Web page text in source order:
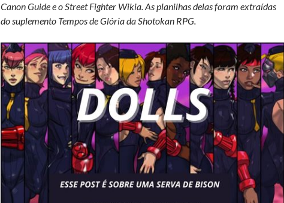
Canon Guide e o Street Fighter Wikia. As planilhas delas foram extraídas
do suplemento Tempos de Glória da Shotokan RPG.